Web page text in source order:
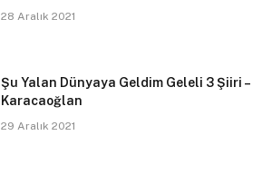
28 Aralık 2021
Şu Yalan Dünyaya Geldim Geleli 3 Şiiri –
Karacaoğlan
29 Aralık 2021